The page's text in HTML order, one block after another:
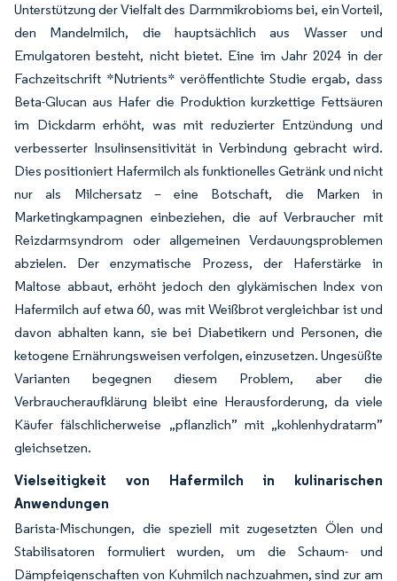
Unterstützung der Vielfalt des Darmmikrobioms bei, ein Vorteil,
den Mandelmilch, die hauptsächlich aus Wasser und
Emulgatoren besteht, nicht bietet. Eine im Jahr 2024 in der
Fachzeitschrift *Nutrients* veröffentlichte Studie ergab, dass
Beta-Glucan aus Hafer die Produktion kurzkettige Fettsäuren
im Dickdarm erhöht, was mit reduzierter Entzündung und
verbesserter Insulinsensitivität in Verbindung gebracht wird.
Dies positioniert Hafermilch als funktionelles Getränk und nicht
nur als Milchersatz – eine Botschaft, die Marken in
Marketingkampagnen einbeziehen, die auf Verbraucher mit
Reizdarmsyndrom oder allgemeinen Verdauungsproblemen
abzielen. Der enzymatische Prozess, der Haferstärke in
Maltose abbaut, erhöht jedoch den glykämischen Index von
Hafermilch auf etwa 60, was mit Weißbrot vergleichbar ist und
davon abhalten kann, sie bei Diabetikern und Personen, die
ketogene Ernährungsweisen verfolgen, einzusetzen. Ungesüßte
Varianten begegnen diesem Problem, aber die
Verbraucheraufklärung bleibt eine Herausforderung, da viele
Käufer fälschlicherweise „pflanzlich” mit „kohlenhydratarm”
gleichsetzen.
Vielseitigkeit von Hafermilch in kulinarischen
Anwendungen
Barista-Mischungen, die speziell mit zugesetzten Ölen und
Stabilisatoren formuliert wurden, um die Schaum- und
Dämpfeigenschaften von Kuhmilch nachzuahmen, sind zur am